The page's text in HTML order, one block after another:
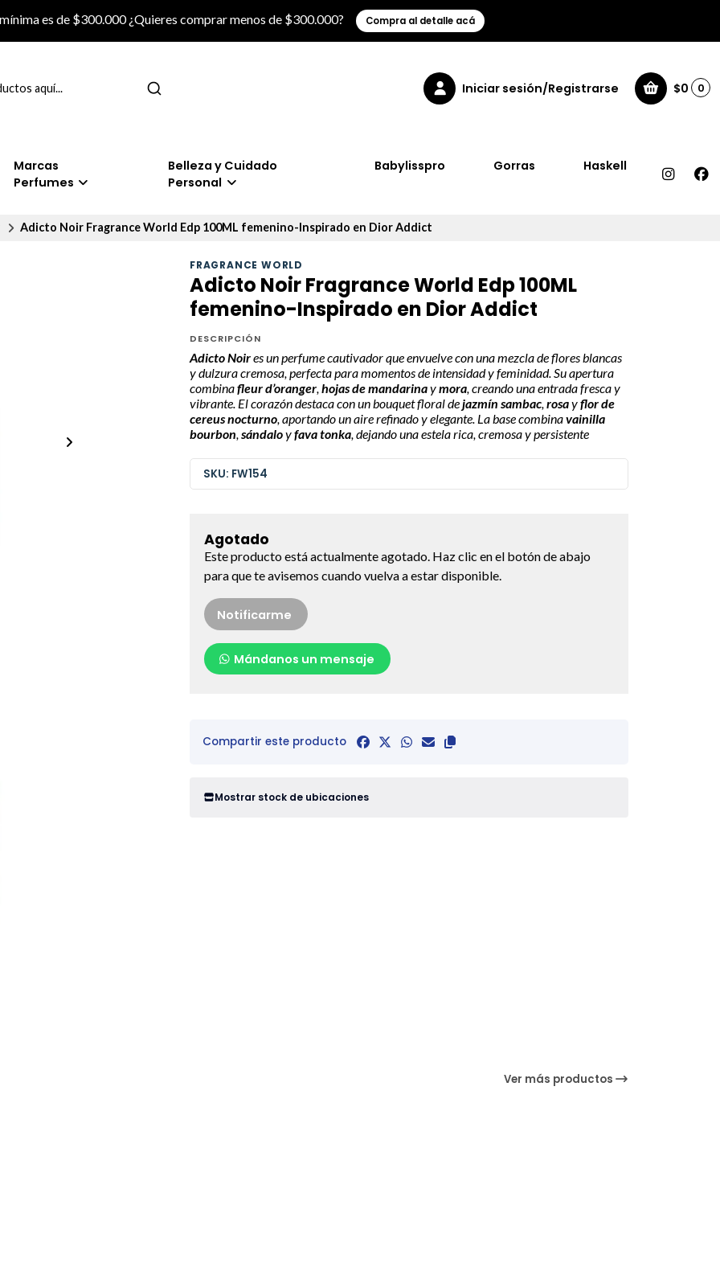
es de $300.000 ¿Quieres comprar menos de $300.000? Compra al detalle acá
Iniciar sesión/Registrarse $0 0
Marcas
Perfumes
Belleza y Cuidado
Personal
Babylisspro Gorras Haskell
Adicto Noir Fragrance World Edp 100ML femenino-Inspirado en Dior Addict
FRAGRANCE WORLD
Adicto Noir Fragrance World Edp 100ML
femenino-Inspirado en Dior Addict
DESCRIPCIÓN
Adicto Noires un perfume cautivador que envuelve con una mezcla de flores blancas
y dulzura cremosa, perfecta para momentos de intensidad y feminidad. Su apertura
combinafleur d’oranger,hojas de mandarinaymora, creando una entrada fresca y
vibrante. El corazón destaca con un bouquet floral dejazmín sambac,rosayflor de
cereus nocturno, aportando un aire refinado y elegante. La base combinavainilla
bourbon,sándaloyfava tonka, dejando una estela rica, cremosa y persistente
SKU: FW154
Agotado
Este producto está actualmente agotado. Haz clic en el botón de abajo
para que te avisemos cuando vuelva a estar disponible.
Notificarme
Mándanos un mensaje
Compartir este producto
Mostrar stock de ubicaciones
Ver más productos